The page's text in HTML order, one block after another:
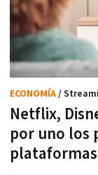
Netflix,
por uno los
ECONOMÍA/